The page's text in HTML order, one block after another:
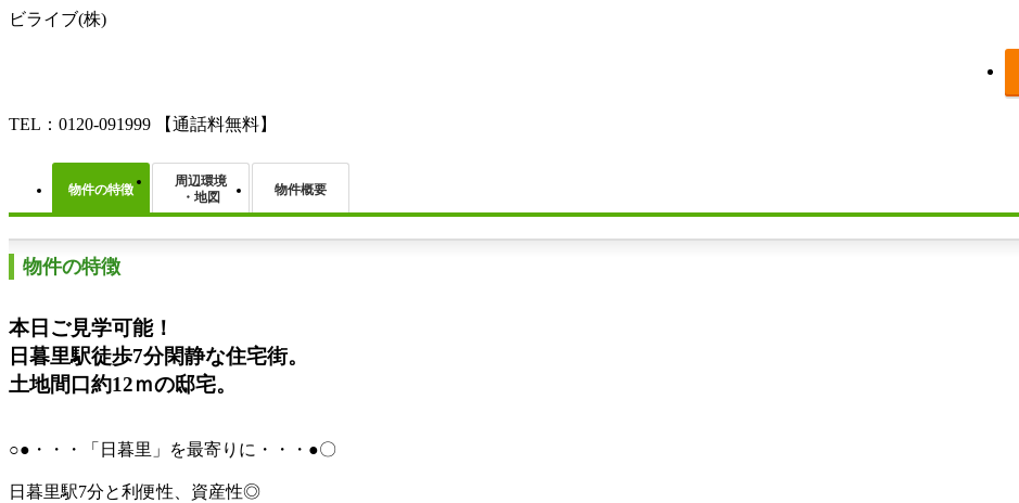
ビライブ(株)
TEL：0120-091999 【通話料無料】
物件の特徴
周辺環境
・地図
物件概要
物件の特徴
本日ご見学可能！
日暮里駅徒歩7分閑静な住宅街。
土地間口約12ｍの邸宅。
○●・・・「日暮里」を最寄りに・・・●〇
日暮里駅7分と利便性、資産性◎